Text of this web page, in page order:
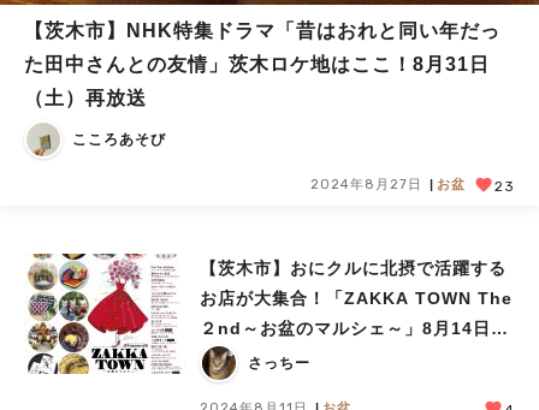
【茨木市】NHK特集ドラマ「昔はおれと同い年だっ
た田中さんとの友情」茨木ロケ地はここ！8月31日
（土）再放送
こころあそび
2024年8月27日 お盆 23
【茨木市】おにクルに北摂で活躍する
お店が大集合！「ZAKKA TOWN The
２nd～お盆のマルシェ～」8月14日
（水）～16日（金）開催
さっちー